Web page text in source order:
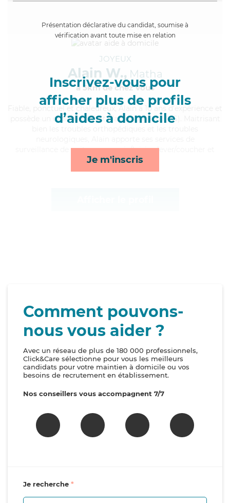
Présentation déclarative du candidat, soumise à
vérification avant toute mise en relation
Inscrivez-vous pour
afficher plus de profils
d’aides à domicile
Je m'inscris
JOYEUX
Alain W., Matha
à 5km de chez Vous
, ponctuel et chaleureux, Alain a 10 ans d'expérience et
possède un diplôme d'Etat d'aide-soignant (AS). Maitrisant
surveillance de nuit, compagnie/loisirs, lever/coucher et
ménage*
Comment pouvons-
nous vous aider ?
Avec un réseau de plus de 180 000 professionnels,
Click&Care sélectionne pour vous les meilleurs
candidats pour votre maintien à domicile ou vos
besoins de recrutement en établissement.
Nos conseillers vous accompagnent 7/7
Je recherche